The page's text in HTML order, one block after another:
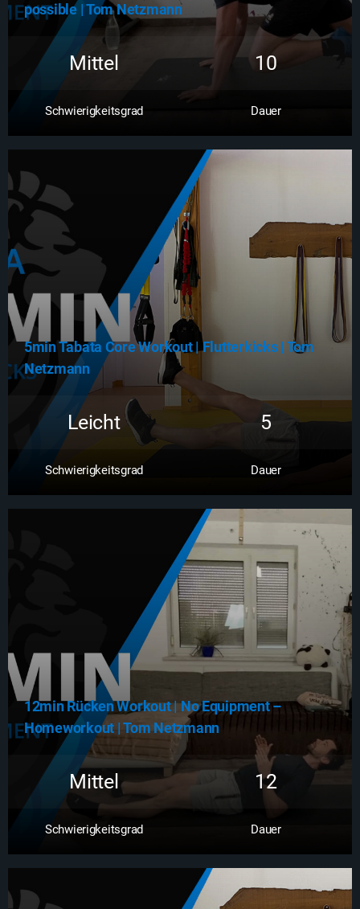
possible | Tom Netzmann
Mittel 10
Schwierigkeitsgrad Dauer
Zum Workout
5min Tabata Core Workout | Flutterkicks | Tom
Netzmann
Leicht 5
Schwierigkeitsgrad Dauer
Zum Workout
12min Rücken Workout | No Equipment –
Homeworkout | Tom Netzmann
Mittel 12
Schwierigkeitsgrad Dauer
Zum Workout